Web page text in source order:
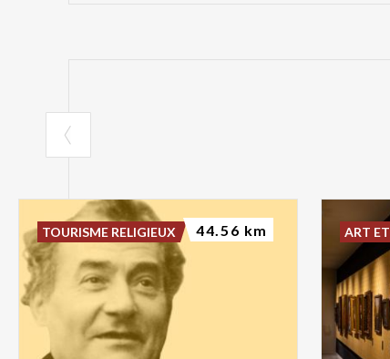
TOURISME RELIGIEUX 44.56 km ART